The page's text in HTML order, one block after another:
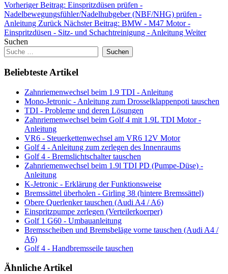
Vorheriger Beitrag: Einspritzdüsen prüfen -
Nadelbewegungsfühler/Nadelhubgeber (NBF/NHG) prüfen -
Anleitung Zurück Nächster Beitrag: BMW - M47 Motor -
Einspritzdüsen - Sitz- und Schachtreinigung - Anleitung Weiter
Suchen
Suchen
Beliebteste Artikel
Zahnriemenwechsel beim 1.9 TDI - Anleitung
Mono-Jetronic - Anleitung zum Drosselklappenpoti tauschen
TDI - Probleme und deren Lösungen
Zahnriemenwechsel beim Golf 4 mit 1.9L TDI Motor -
Anleitung
VR6 - Steuerkettenwechsel am VR6 12V Motor
Golf 4 - Anleitung zum zerlegen des Innenraums
Golf 4 - Bremslichtschalter tauschen
Zahnriemenwechsel beim 1.9l TDI PD (Pumpe-Düse) -
Anleitung
K-Jetronic - Erklärung der Funktionsweise
Bremssättel überholen - Girling 38 (hintere Bremssättel)
Obere Querlenker tauschen (Audi A4 / A6)
Einspritzpumpe zerlegen (Verteilerkoerper)
Golf 1 G60 - Umbauanleitung
Bremsscheiben und Bremsbeläge vorne tauschen (Audi A4 /
A6)
Golf 4 - Handbremsseile tauschen
Ähnliche Artikel